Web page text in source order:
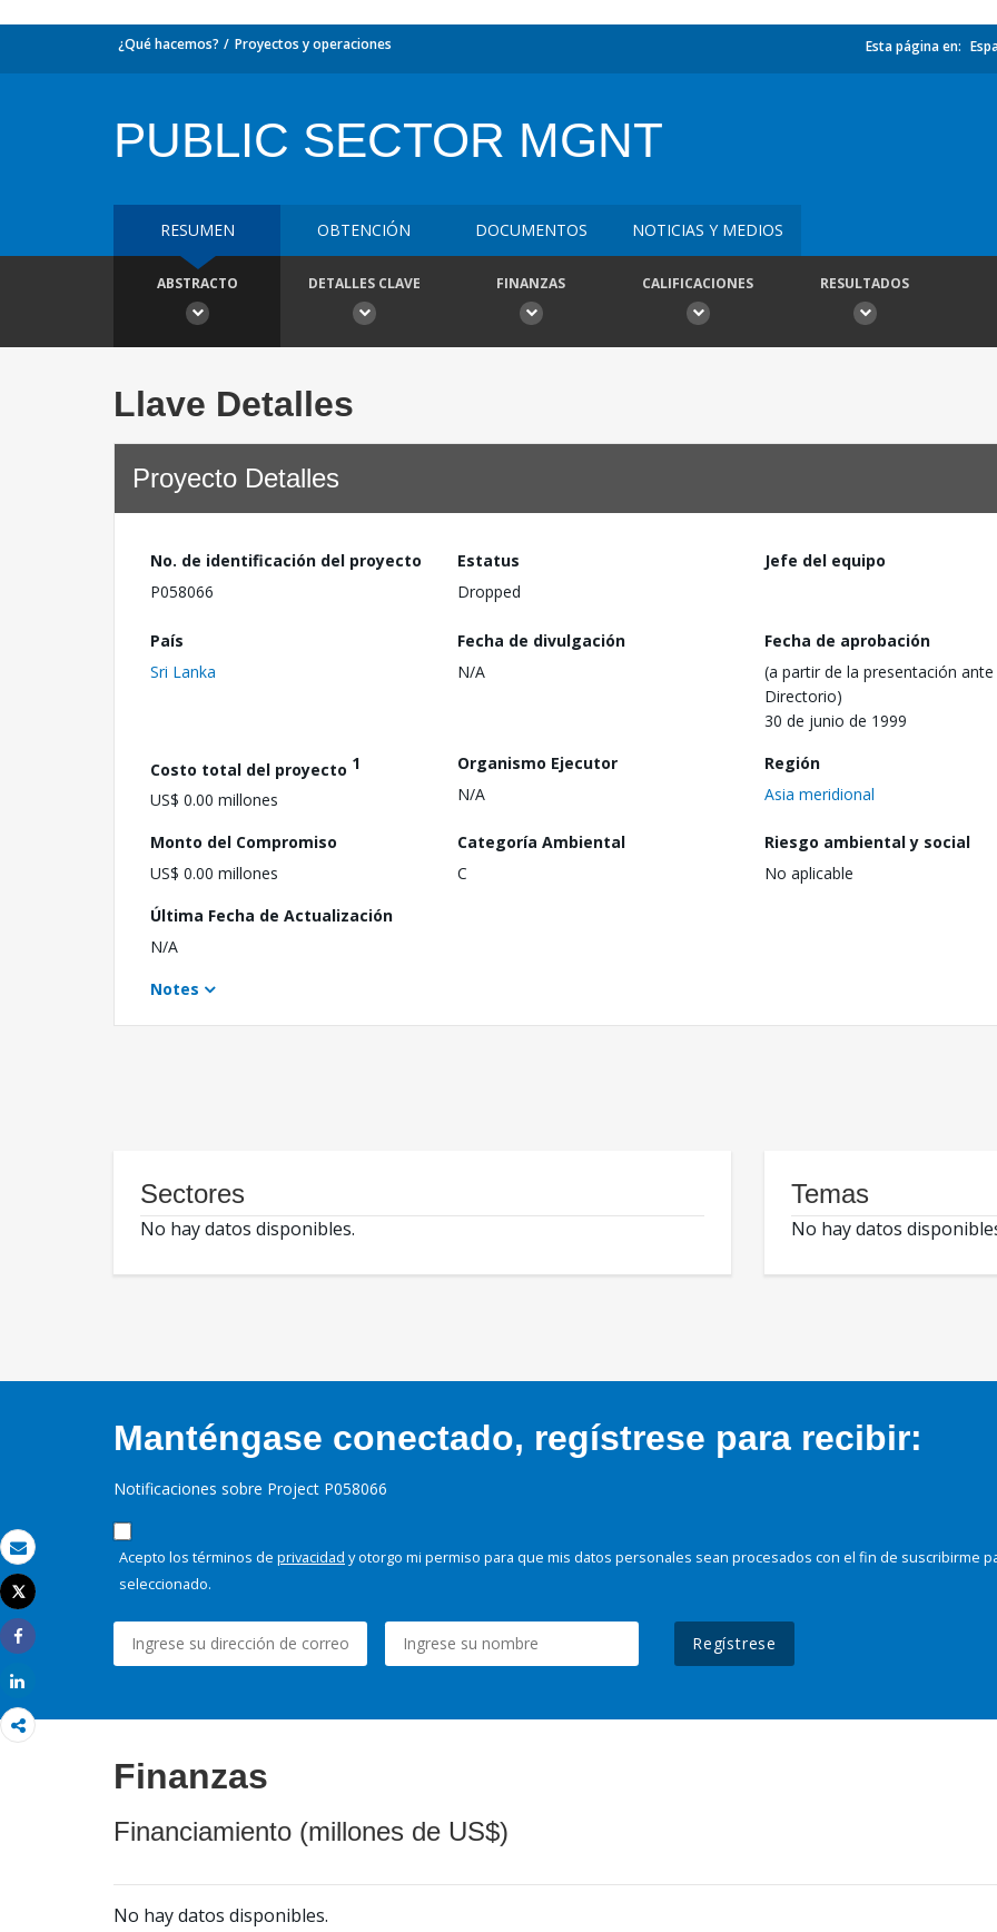
Correo electrónico
Imprimir
Tweet
Share
¿Qué hacemos? Proyectos y operaciones Esta página en:
PUBLIC SECTOR MGNT
RESUMEN OBTENCIÓN DOCUMENTOS NOTICIAS Y MEDIOS
ABSTRACTO DETALLES CLAVE FINANZAS CALIFICACIONES RESULTADOS
Llave Detalles
Proyecto Detalles
No. de identificación del proyecto
P058066
Estatus
Dropped
Jefe del equipo
País
Sri Lanka
Fecha de divulgación
N/A
Fecha de aprobación
(a partir de la presentación ante
Directorio)
30 de junio de 1999
Costo total del proyecto 1
US$ 0.00 millones
Organismo Ejecutor
N/A
Región
Asia meridional
Monto del Compromiso
US$ 0.00 millones
Categoría Ambiental
C
Riesgo ambiental y social
No aplicable
Última Fecha de Actualización
N/A
Notes
Sectores
No hay datos disponibles.
Temas
No hay datos
Manténgase conectado, regístrese para recibir:
Notificaciones sobre Project P058066
Acepto los términos de privacidad y otorgo mi permiso para que mis datos personales sean procesados con el fin de suscribirme
seleccionado.
Regístrese
Finanzas
Financiamiento (millones de US$)
No hay datos disponibles.